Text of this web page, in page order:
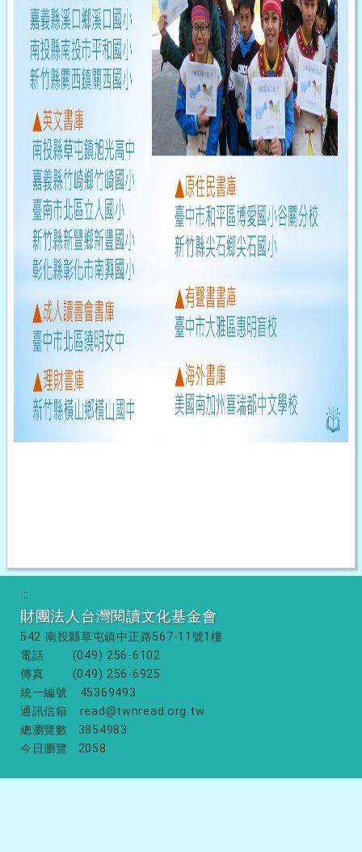
:::
財團法人台灣閱讀文化基金會
542 南投縣草屯鎮中正路567-11號1樓
電話
(049) 256-6102
傳真
(049) 256-6925
統一編號
45369493
通訊信箱
read@twnread.org.tw
總瀏覽數
3854983
今日瀏覽
2058